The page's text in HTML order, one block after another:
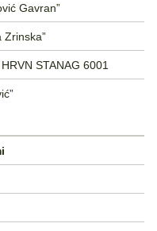
Gavran”
Zrinska”
STANAG 6001